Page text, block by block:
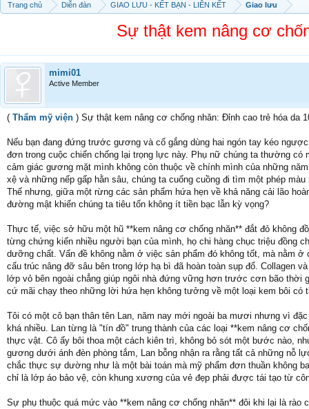
Trang chủ Diễn đàn GIAO LƯU - KẾT BẠN - LIÊN KẾT Giao lưu
Sự thật kem nâng cơ
mimi01
Active Member
( Thẩm mỹ viện ) Sự thật kem nâng cơ chống nhăn: Đỉnh cao trẻ hóa da
Nếu bạn đang đứng trước gương và cố gắng dùng hai ngón tay kéo
đơn trong cuộc chiến chống lại trọng lực này. Phụ nữ chúng ta thường
cảm giác gương mặt mình không còn thuộc về chính mình của những
xệ và những nếp gấp hằn sâu, chúng ta cuống cuồng đi tìm một phép
Thế nhưng, giữa một rừng các sản phẩm hứa hẹn về khả năng cải lão
đường mật khiến chúng ta tiêu tốn không ít tiền bạc lẫn kỳ vọng?
Thực tế, việc sở hữu một hũ **kem nâng cơ chống nhăn** đắt đỏ không
từng chứng kiến nhiều người bạn của mình, họ chi hàng chục triệu
dưỡng chất. Vấn đề không nằm ở việc sản phẩm đó không tốt, mà nằm ở
cấu trúc nâng đỡ sâu bên trong lớp hạ bì đã hoàn toàn sụp đổ. Collagen
lớp vỏ bên ngoài chẳng giúp ngôi nhà đứng vững hơn trước cơn bão
cứ mãi chạy theo những lời hứa hẹn không tưởng về một loại kem bôi
Tôi có một cô bạn thân tên Lan, năm nay mới ngoài ba mươi nhưng vì
khá nhiều. Lan từng là "tín đồ" trung thành của các loại **kem nâng cơ
thực vật. Cô ấy bôi thoa một cách kiên trì, không bỏ sót một bước nào,
gương dưới ánh đèn phòng tắm, Lan bỗng nhận ra rằng tất cả những nỗ
chắc thực sự dường như là một bài toán mà mỹ phẩm đơn thuần không
chỉ là lớp áo bảo vệ, còn khung xương của vẻ đẹp phải được tái tạo từ
Sự phụ thuộc quá mức vào **kem nâng cơ chống nhăn** đôi khi lại là